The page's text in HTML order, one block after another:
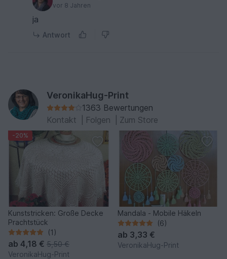
vor 8 Jahren
ja
Antwort
VeronikaHug-Print
1363 Bewertungen
Kontakt
Folgen Zum Store
-20%
Kunststricken: Große Decke
Prachtstück
(1)
ab 4,18 € 5,50 €
VeronikaHug-Print
Mandala - Mobile Häkeln
(6)
ab 3,33 €
VeronikaHug-Print